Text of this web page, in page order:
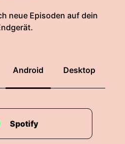
neue Episoden auf dein
Android Desktop
Spotify